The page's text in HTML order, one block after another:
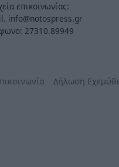
επικοινωνίας:
info@notospress.gr
27310.89949
Δήλωση